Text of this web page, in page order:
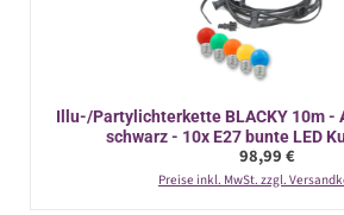
Illu-/Partylichterkette BLACKY 10m
schwarz - 10x E27 bunte LED
Regulärer Preis:
98,99 €
Preise inkl. MwSt. zzgl.